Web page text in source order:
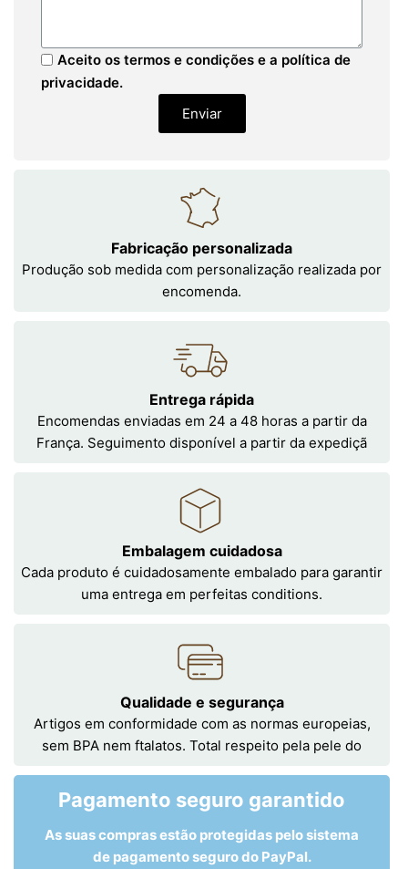
Aceito os termos e condições e a política de
privacidade.
Enviar
Fabricação personalizada
Produção sob medida com personalização realizada por
encomenda.
Entrega rápida
Encomendas enviadas em 24 a 48 horas a partir da
França. Seguimento disponível a partir da expediçã
Embalagem cuidadosa
Cada produto é cuidadosamente embalado para garantir
uma entrega em perfeitas conditions.
Qualidade e segurança
Artigos em conformidade com as normas europeias,
sem BPA nem ftalatos. Total respeito pela pele do
Pagamento seguro garantido
As suas compras estão protegidas pelo sistema
de pagamento seguro do PayPal.